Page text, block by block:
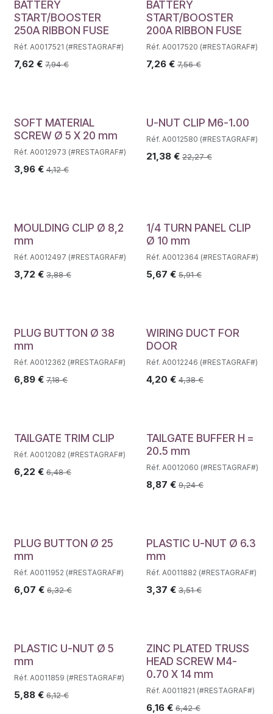
BATTERY
START/BOOSTER
250A RIBBON FUSE
Réf. A0017521 (#RESTAGRAF#)
7,62 € 7,94€
BATTERY
START/BOOSTER
200A RIBBON FUSE
Réf. A0017520 (#RESTAGRAF#)
7,26€ 7,56€
SOFT MATERIAL
SCREW Ø 5 X 20 mm
Réf. A0012973 (#RESTAGRAF#)
3,96 € 4,12€
U-NUT CLIP M6-1.00
Réf. A0012580 (#RESTAGRAF#)
21,38€ 22,27€
MOULDING CLIP Ø 8,2
mm
Réf. A0012497 (#RESTAGRAF#)
3,72 € 3,88€
1/4 TURN PANEL CLIP
Ø 10 mm
Réf. A0012364 (#RESTAGRAF#)
5,67 € 5,91€
PLUG BUTTON Ø 38
mm
Réf. A0012362 (#RESTAGRAF#)
6,89 € 7,18€
WIRING DUCT FOR
DOOR
Réf. A0012246 (#RESTAGRAF#)
4,20 € 4,38€
TAILGATE TRIM CLIP
Réf. A0012082 (#RESTAGRAF#)
6,22 € 6,48€
TAILGATE BUFFER H =
20.5 mm
Réf. A0012060 (#RESTAGRAF#)
8,87 € 9,24€
PLUG BUTTON Ø 25
mm
Réf. A0011952 (#RESTAGRAF#)
6,07 € 6,32€
PLASTIC U-NUT Ø 6.3
mm
Réf. A0011882 (#RESTAGRAF#)
3,37 € 3,51€
PLASTIC U-NUT Ø 5
mm
Réf. A0011859 (#RESTAGRAF#)
5,88 € 6,12€
ZINC PLATED TRUSS
HEAD SCREW M4-
0.70 X 14 mm
Réf. A0011821 (#RESTAGRAF#)
6,16€ 6,42€